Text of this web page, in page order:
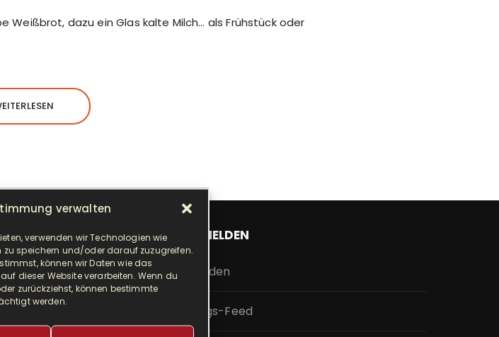
verwalten
verwenden wir Technologien wie
speichern und/oder darauf zuzugreifen.
können wir Daten wie das
dieser Website verarbeiten. Wenn du
zurückziehst, können bestimmte
werden.
Weißbrot, dazu ein Glas kalte Milch… als Frühstück oder
als Risotto! So ein
One Pot!
ANMELDEN
Anmelden
Eintrags-Feed